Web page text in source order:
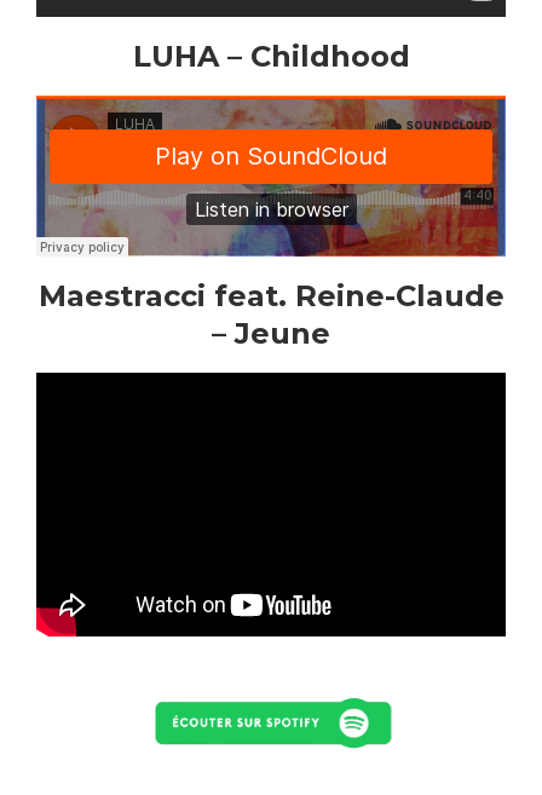
LUHA – Childhood
Maestracci feat. Reine-Claude
– Jeune